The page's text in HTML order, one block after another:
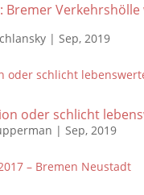
Bremer Verkehrshölle
| Sep, 2019
oder schlicht
| Sep, 2019